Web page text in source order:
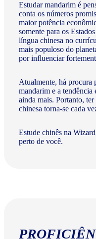
Estudar mandarim é
conta os números
maior potência
somente para os
língua chinesa no
mais populoso do
por influenciar
Atualmente, há procura
mandarim e a tendência
ainda mais. Portanto,
chinesa torna-se cada
Estude chinês na
perto de você.